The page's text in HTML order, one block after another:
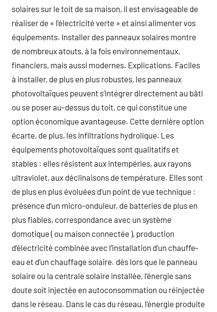
solaires sur le toit de sa maison, il est envisageable de
réaliser de « l’électricité verte » et ainsi alimenter vos
équipements. Installer des panneaux solaires montre
de nombreux atouts, à la fois environnementaux,
financiers, mais aussi modernes. Explications. Faciles
à installer, de plus en plus robustes, les panneaux
photovoltaïques peuvent s’intégrer directement au bâti
ou se poser au-dessus du toit, ce qui constitue une
option économique avantageuse. Cette dernière option
écarte, de plus, les infiltrations hydrolique. Les
équipements photovoltaïques sont qualitatifs et
stables : elles résistent aux intempéries, aux rayons
ultraviolet, aux déclinaisons de température. Elles sont
de plus en plus évoluées d’un point de vue technique :
présence d’un micro-onduleur, de batteries de plus en
plus fiables, correspondance avec un système
domotique ( ou maison connectée ), production
d’électricité combinée avec l’installation d’un chauffe-
eau et d’un chauffage solaire. dès lors que le panneau
solaire ou la centrale solaire installée, l’énergie sans
doute soit injectée en autoconsommation ou réinjectée
dans le réseau. Dans le cas du réseau, l’énergie produite